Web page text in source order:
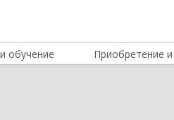
обучение Приобретение